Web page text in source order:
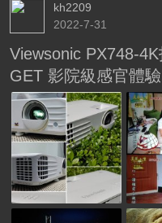
kh2209
2022-7-31
Viewsonic PX748-
GET 影院級感官體驗